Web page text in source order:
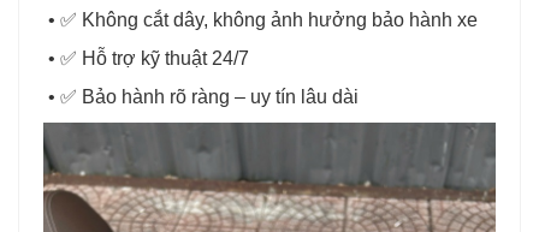
• ✅ Không cắt dây, không ảnh hưởng bảo hành xe
• ✅ Hỗ trợ kỹ thuật 24/7
• ✅ Bảo hành rõ ràng – uy tín lâu dài